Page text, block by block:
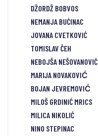
DŽORDŽ BOBVOS
NEMANJA BUĆINAC
JOVANA CVETKOVIĆ
TOMISLAV ČEH
NEBOJŠA NEŠOVANOVIĆ
MARIJA NOVAKOVIĆ
BOJAN JEVREMOVIĆ
MILOŠ GRDINIĆ MRICS
MILICA NIKOLIĆ
NINO STEPINAC